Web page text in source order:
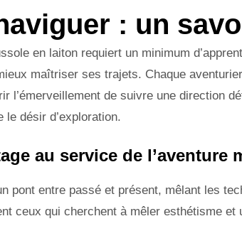
: un
en laiton requiert un minimum
maîtriser ses trajets. Chaque
l’émerveillement de suivre une direction
le désir d’exploration.
au service de l’aventure
pont entre passé et présent, mêlant les
ceux qui cherchent à mêler esthétisme